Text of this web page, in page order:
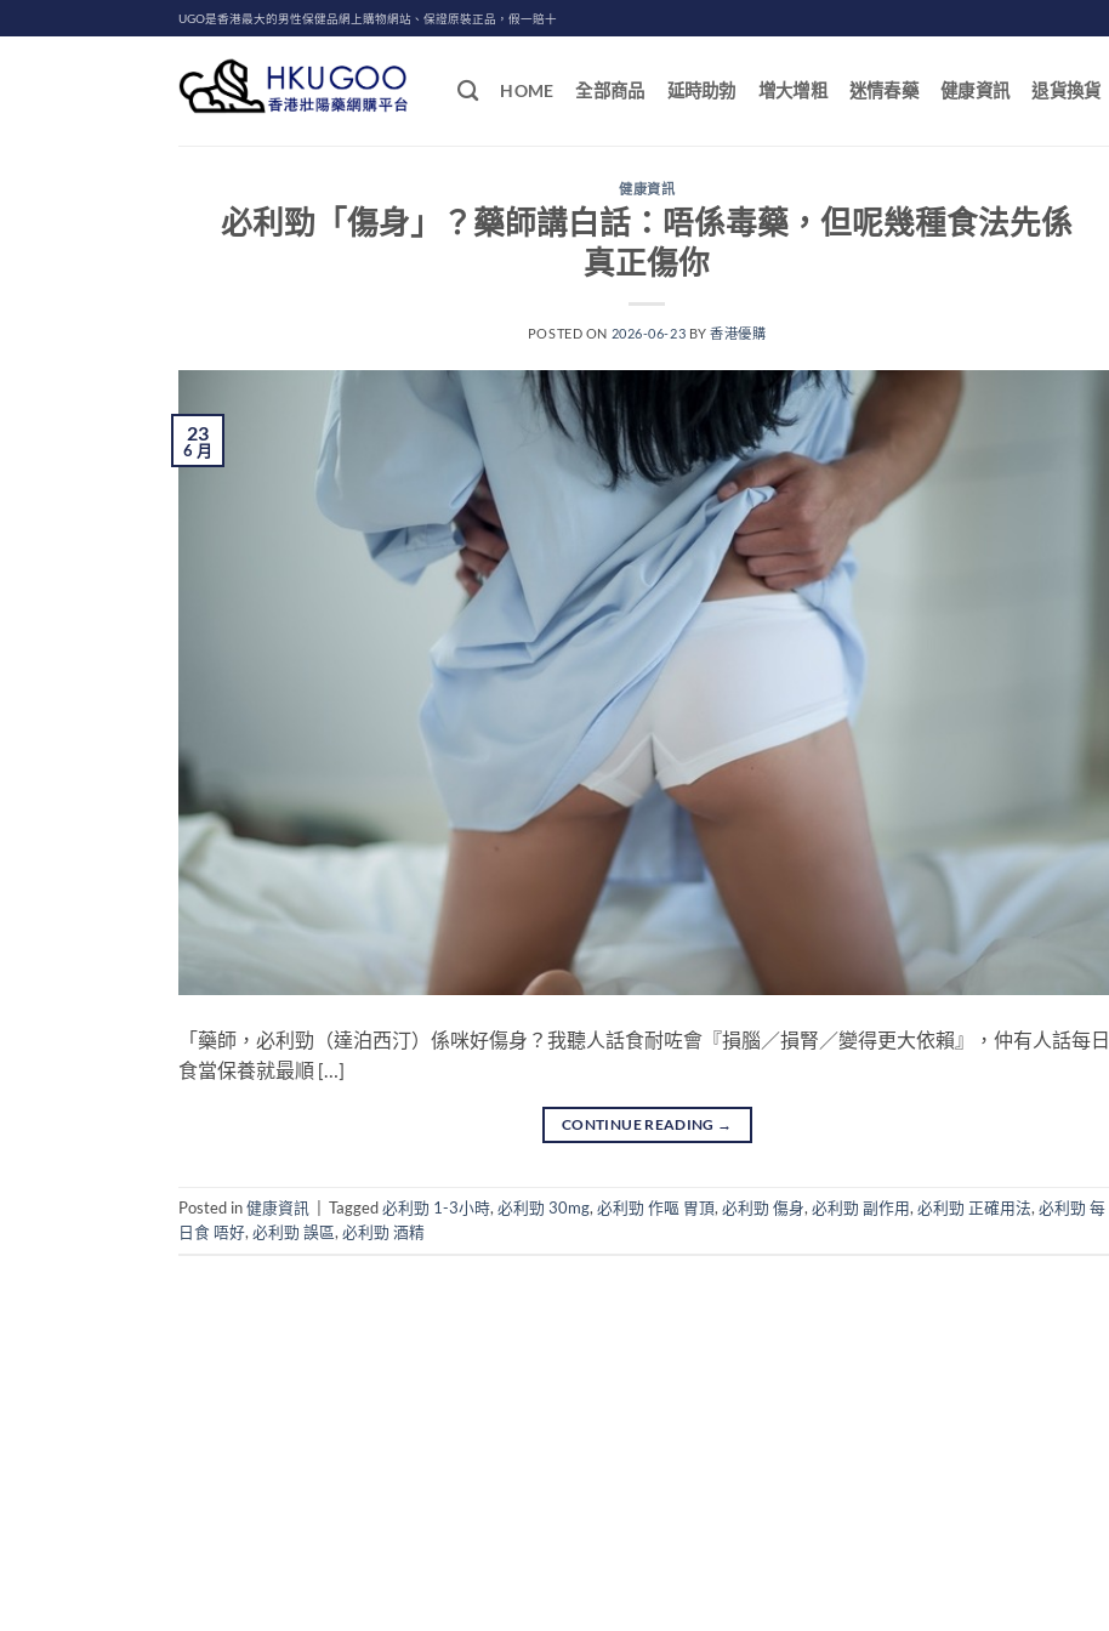
to
UGO是香港最大的男性保健品網上購物網站、保證原裝正品，假一賠十
HOME 全部商品 延時助勃 增大增粗 迷情春藥 健康資訊 退貨換貨
健康資訊
必利勁「傷身」？藥師講白話：唔係毒藥，但呢幾種食法先係
真正傷你
POSTED ON 2026-06-23 BY香港優購
23
6 月
「藥師，必利勁（達泊西汀）係咪好傷身？我聽人話食耐咗會『損腦／損腎／變得更大依賴』，仲有人話每日
食當保養就最順 […]
CONTINUE READING →
Posted in健康資訊 Tagged必利勁 1-3小時,必利勁 30mg,必利勁 作嘔 胃頂,必利勁 傷身,必利勁 副作用,必利勁 正確用法,必利勁 每
日食 唔好,必利勁 誤區,必利勁 酒精